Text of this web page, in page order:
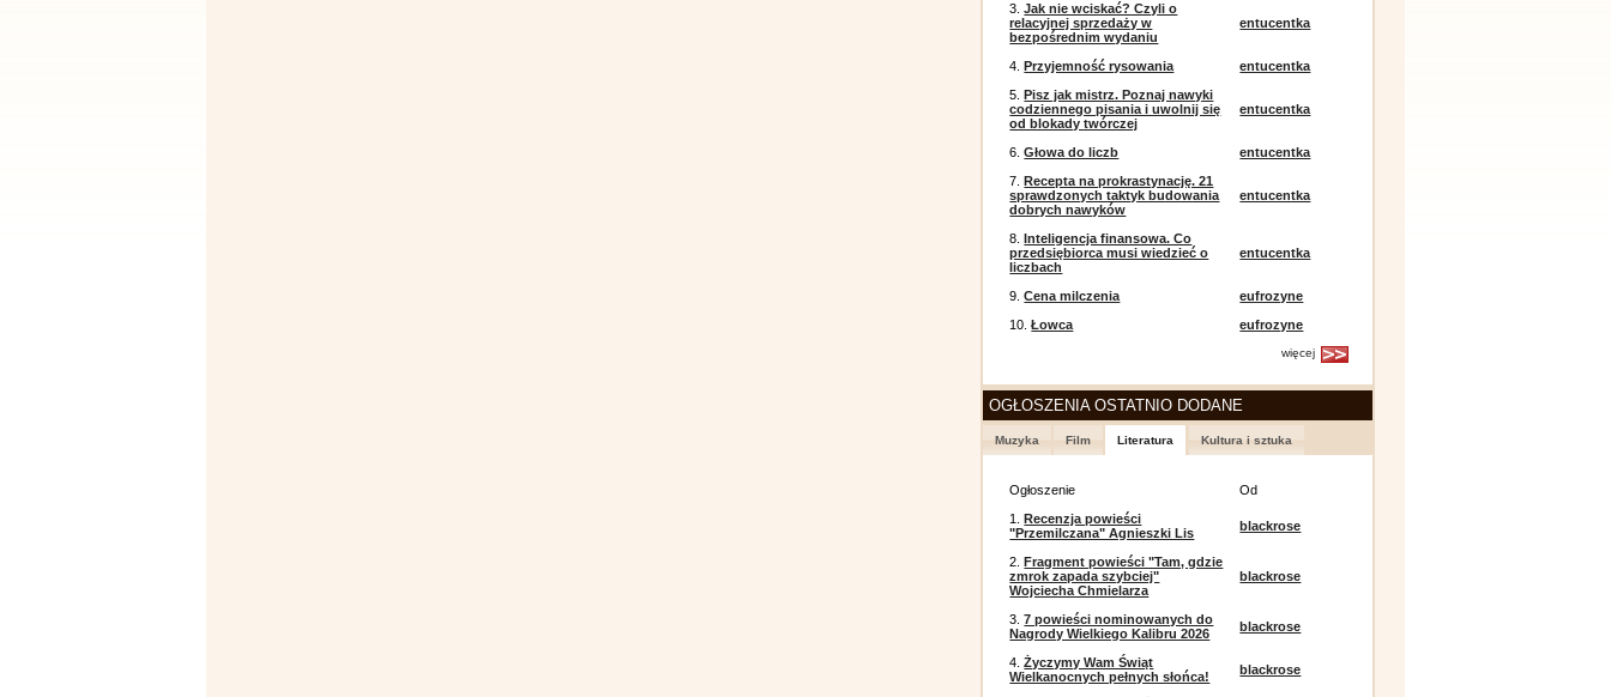
3.Jak nie wciskać? Czyli o
relacyjnej sprzedaży w
bezpośrednim wydaniu
entucentka
4.Przyjemność rysowania
entucentka
5.Pisz jak mistrz. Poznaj nawyki
codziennego pisania i uwolnij się
od blokady twórczej
entucentka
6.Głowa do liczb
entucentka
7.Recepta na prokrastynację. 21
sprawdzonych taktyk budowania
dobrych nawyków
entucentka
8.Inteligencja finansowa. Co
przedsiębiorca musi wiedzieć o
liczbach
entucentka
9.Cena milczenia
eufrozyne
10.Łowca eufrozyne
więcej
OGŁOSZENIA OSTATNIO DODANE
Muzyka Film Literatura Kultura i sztuka
Ogłoszenie
Od
1.Recenzja powieści
"Przemilczana" Agnieszki Lis
blackrose
2.Fragment powieści "Tam, gdzie
zmrok zapada szybciej"
Wojciecha Chmielarza
blackrose
3.7 powieści nominowanych do
Nagrody Wielkiego Kalibru 2026
blackrose
4.Życzymy Wam Świąt
Wielkanocnych pełnych słońca!
blackrose